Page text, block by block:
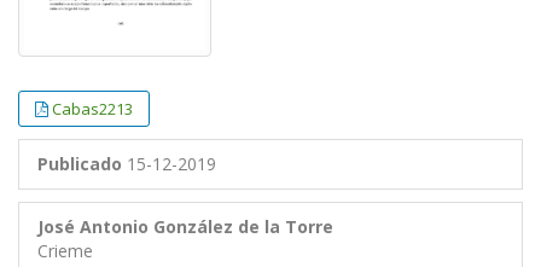
Cabas2213
Publicado 15-12-2019
José Antonio González de la Torre
Crieme